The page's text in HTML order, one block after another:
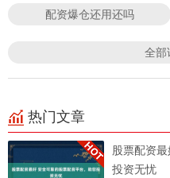
配资爆仓还用还吗
全部
热门文章
股票配资
投资无忧